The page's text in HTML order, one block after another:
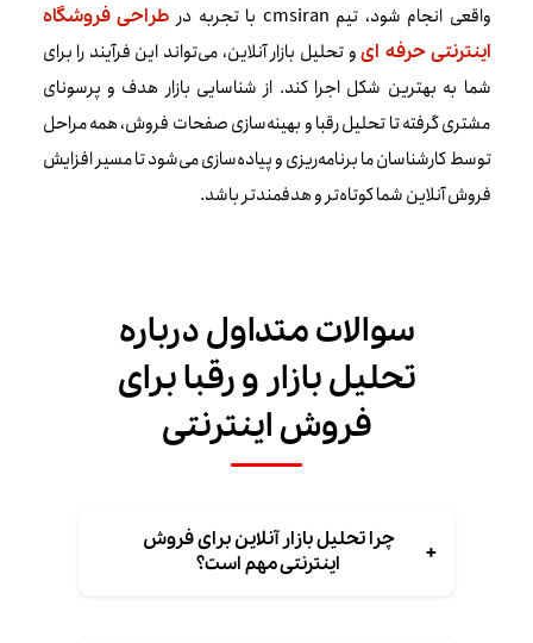
واقعی انجام شود، تیم cmsiran با تجربه در
طراحی فروشگاه‌
اینترنتی حرفه ایو تحلیل بازار آنلاین، می‌تواند این فرآیند را برای
شما به بهترین شکل اجرا کند. از شناسایی بازار هدف و پرسونای
مشتری گرفته تا تحلیل رقبا و بهینه‌سازی صفحات فروش، همه مراحل
توسط کارشناسان ما برنامه‌ریزی و پیاده‌سازی می‌شود تا مسیر افزایش
فروش آنلاین شما کوتاه‌تر و هدفمندتر باشد.
سوالات متداول درباره
تحلیل بازار و رقبا برای
فروش اینترنتی
+
چرا تحلیل بازار آنلاین برای فروش
اینترنتی مهم است؟